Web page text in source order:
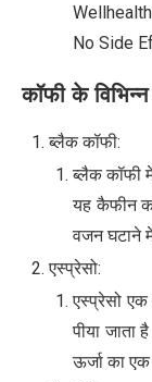
No Side
कॉफी के
ब्लैक कॉफी:
ब्लैक कॉफी में
यह कैफीन
वजन घटाने
एस्प्रेसो:
एस्प्रेसो एक
पीया जाता
ऊर्जा का एक